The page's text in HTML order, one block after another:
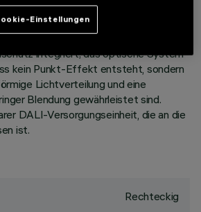
mit einer Schwenkung von
Hochauflösungsoptiken aus
in zurückgesetzter Position in
integriert; das optische System
kein Punkt-Effekt entsteht, sondern
Lichtverteilung und eine
Blendung gewährleistet sind.
DALI-Versorgungseinheit, die an die
ist.
Rechteckig
Einstellungen